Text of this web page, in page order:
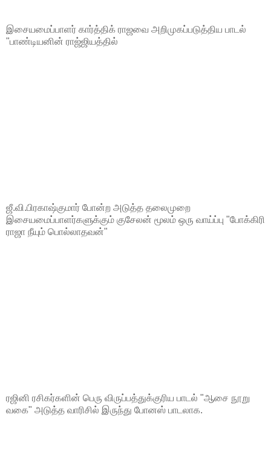
இசையமைப்பாளர் கார்த்திக் ராஜவை அறிமுகப்படுத்திய பாடல்
"பாண்டியனின் ராஜ்ஜியத்தில்
ஜீ.வி.பிரகாஷ்குமார் போன்ற அடுத்த தலைமுறை
இசையமைப்பாளர்களுக்கும் குசேலன் மூலம் ஒரு வாய்ப்பு "போக்கிரி
ராஜா நீயும் பொல்லாதவன்"
ரஜினி ரசிகர்களின் பெரு விருப்பத்துக்குரிய பாடல் "ஆசை நூறு
வகை" அடுத்த வாரிசில் இருந்து போனஸ் பாடலாக.